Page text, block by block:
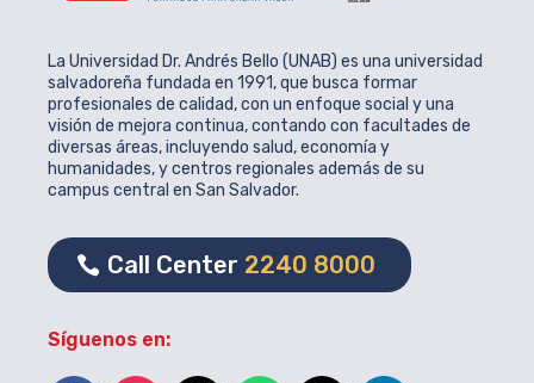
La Universidad Dr. Andrés Bello (UNAB) es una universidad
salvadoreña fundada en 1991, que busca formar
profesionales de calidad, con un enfoque social y una
visión de mejora continua, contando con facultades de
diversas áreas, incluyendo salud, economía y
humanidades, y centros regionales además de su
campus central en San Salvador.
Call Center 2240 8000
Síguenos en: